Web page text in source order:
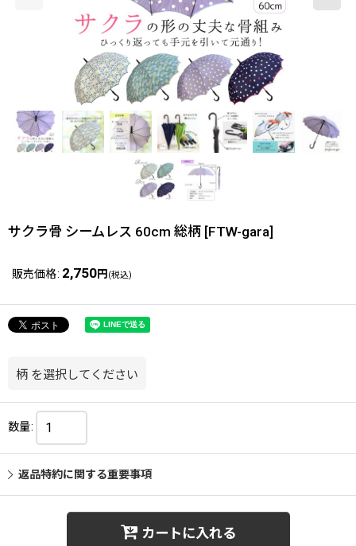
サクラ骨 シームレス 60cm 総柄 [FTW-gara]
販売価格: 2,750円 (税込)
柄 を選択してください
数量:
返品特約に関する重要事項
カートに入れる